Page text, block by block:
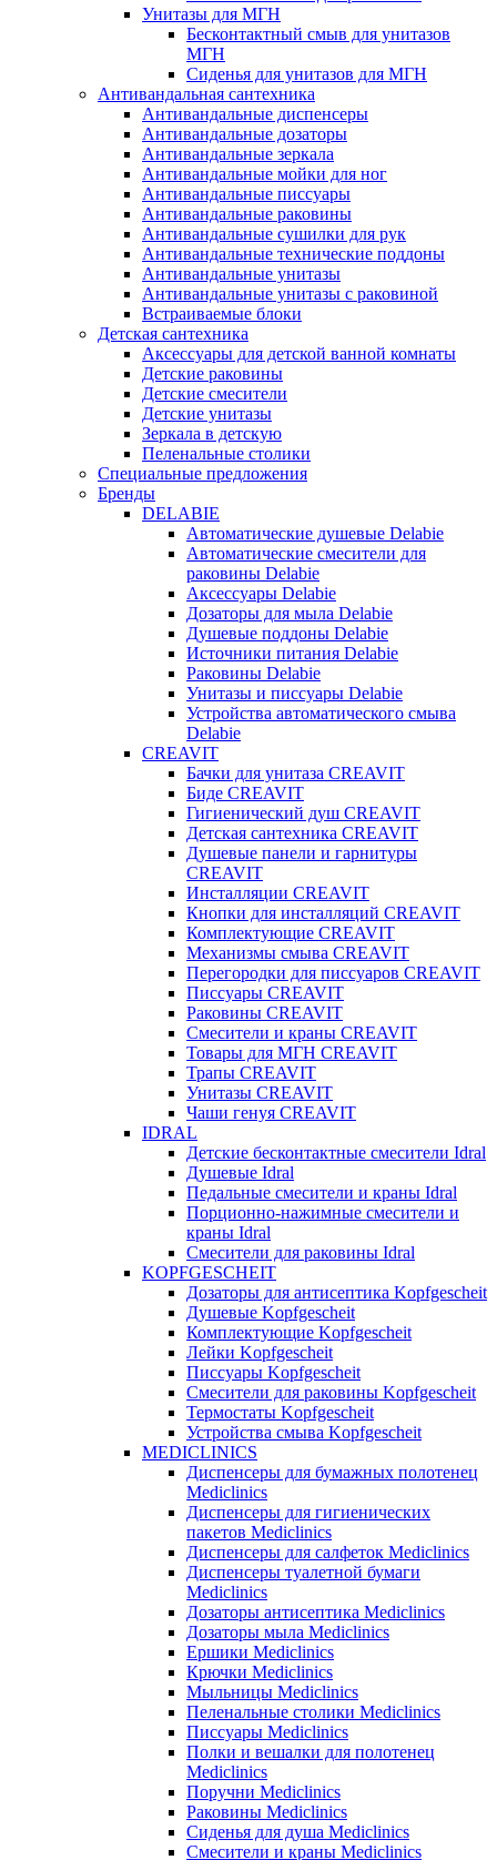
Унитазы для МГН
Бесконтактный смыв для унитазов
МГН
Сиденья для унитазов для МГН
Антивандальная сантехника
Антивандальные диспенсеры
Антивандальные дозаторы
Антивандальные зеркала
Антивандальные мойки для ног
Антивандальные писсуары
Антивандальные раковины
Антивандальные сушилки для рук
Антивандальные технические поддоны
Антивандальные унитазы
Антивандальные унитазы с раковиной
Встраиваемые блоки
Детская сантехника
Аксессуары для детской ванной комнаты
Детские раковины
Детские смесители
Детские унитазы
Зеркала в детскую
Пеленальные столики
Специальные предложения
Бренды
DELABIE
Автоматические душевые Delabie
Автоматические смесители для
раковины Delabie
Аксессуары Delabie
Дозаторы для мыла Delabie
Душевые поддоны Delabie
Источники питания Delabie
Раковины Delabie
Унитазы и писсуары Delabie
Устройства автоматического смыва
Delabie
CREAVIT
Бачки для унитаза CREAVIT
Биде CREAVIT
Гигиенический душ CREAVIT
Детская сантехника CREAVIT
Душевые панели и гарнитуры
CREAVIT
Инсталляции CREAVIT
Кнопки для инсталляций CREAVIT
Комплектующие CREAVIT
Механизмы смыва CREAVIT
Перегородки для писсуаров CREAVIT
Писсуары CREAVIT
Раковины CREAVIT
Смесители и краны CREAVIT
Товары для МГН CREAVIT
Трапы CREAVIT
Унитазы CREAVIT
Чаши генуя CREAVIT
IDRAL
Детские бесконтактные смесители Idral
Душевые Idral
Педальные смесители и краны Idral
Порционно-нажимные смесители и
краны Idral
Смеcители для раковины Idral
KOPFGESCHEIT
Дозаторы для антисептика Kopfgescheit
Душевые Kopfgescheit
Комплектующие Kopfgescheit
Лейки Kopfgescheit
Писсуары Kopfgescheit
Смесители для раковины Kopfgescheit
Термостаты Kopfgescheit
Устройства смыва Kopfgescheit
MEDICLINICS
Диспенсеры для бумажных полотенец
Mediclinics
Диспенсеры для гигиенических
пакетов Mediclinics
Диспенсеры для салфеток Mediclinics
Диспенсеры туалетной бумаги
Mediclinics
Дозаторы антисептика Mediclinics
Дозаторы мыла Mediclinics
Ершики Mediclinics
Крючки Mediclinics
Мыльницы Mediclinics
Пеленальные столики Mediclinics
Писсуары Mediclinics
Полки и вешалки для полотенец
Mediclinics
Поручни Mediclinics
Раковины Mediclinics
Сиденья для душа Mediclinics
Смесители и краны Mediclinics